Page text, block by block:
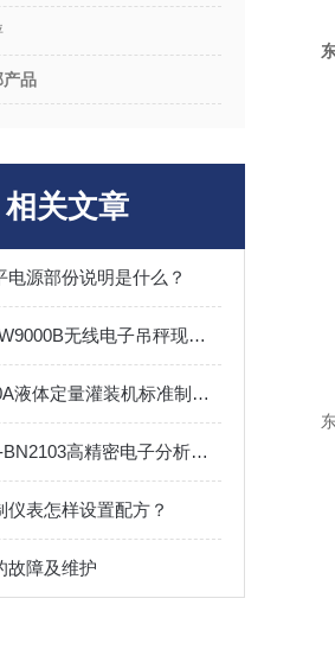
产品
相关文章
电源部份说明是什么？
万泰UPW9000B无线电子吊秤现场系统功能介绍
V5-1200A液体定量灌装机标准制造技术
科迪KD-BN2103高精密电子分析天平特点
仪表怎样设置配方？
故障及维护